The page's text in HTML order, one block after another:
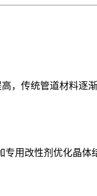
，传统管道材料逐
用改性剂优化晶体